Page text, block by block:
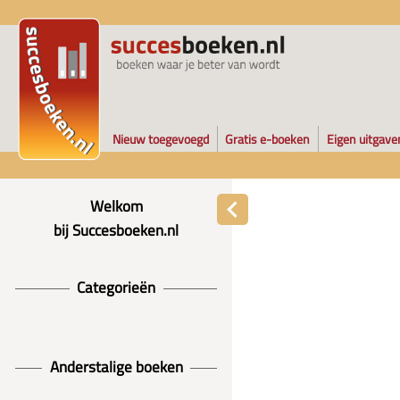
Nieuw toegevoegd Gratis e-boeken Eigen
Welkom
bij Succesboeken.nl
Categorieën
Anderstalige boeken